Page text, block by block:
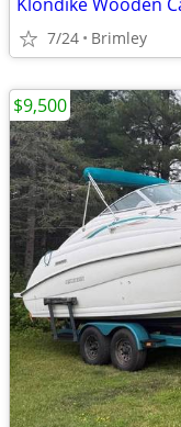
7/24 Brimley
$9,500